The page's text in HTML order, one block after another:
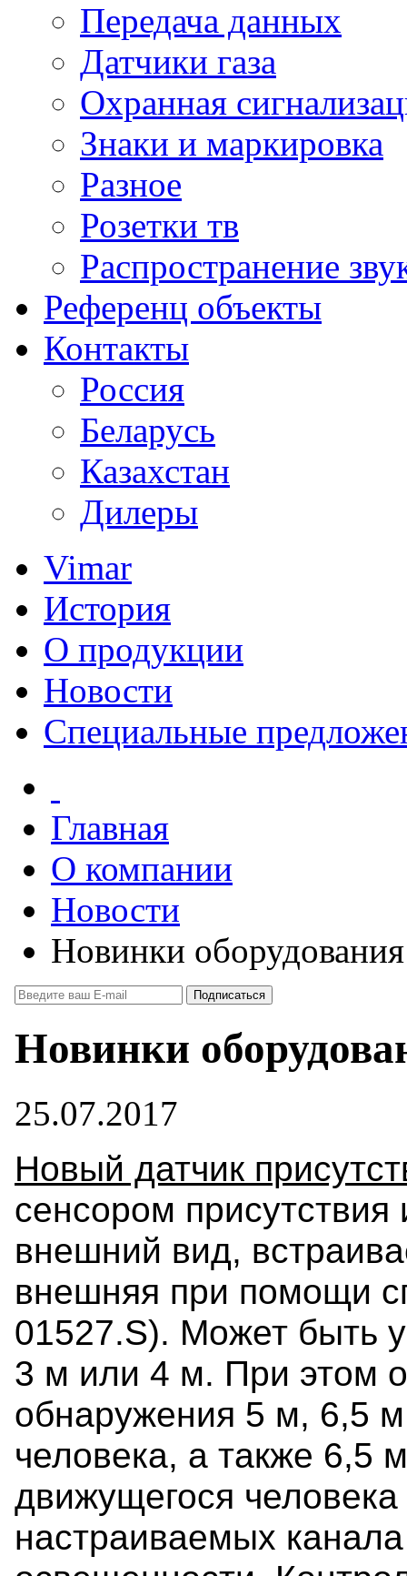
Передача данных
Датчики газа
Охранная
Знаки и маркировка
Разное
Розетки тв
Распространение
Референц объекты
Контакты
Россия
Беларусь
Казахстан
Дилеры
Vimar
История
О продукции
Новости
Специальные
Главная
О компании
Новости
Новинки
Новинки
25.07.2017
Новый датчик
сенсором
внешний вид,
внешняя при помощи
01527.S). Может быть
3 м или 4 м. При этом
обнаружения 5 м, 6,5
человека, а также 6,5
движущегося
настраиваемых